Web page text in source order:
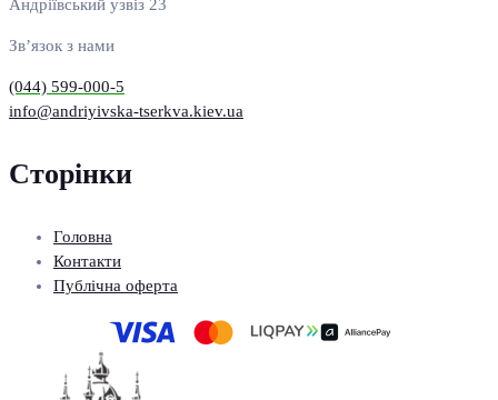
Андріївський узвіз 23
Зв’язок з нами
(044) 599-000-5
info@andriyivska-tserkva.kiev.ua
Сторінки
Головна
Контакти
Публічна оферта